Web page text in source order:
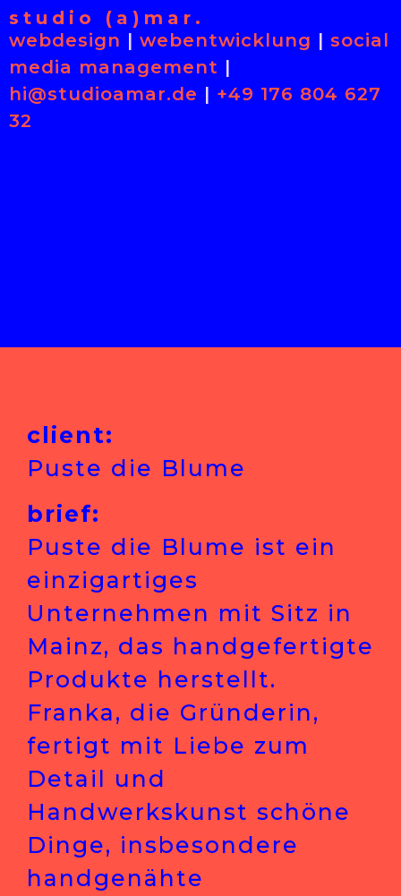
studio (a)mar.
webdesign | webentwicklung | social
media management |
hi@studioamar.de | +49 176 804 627
32
client:
Puste die Blume
brief:
Puste die Blume ist ein
einzigartiges
Unternehmen mit Sitz in
Mainz, das handgefertigte
Produkte herstellt.
Franka, die Gründerin,
fertigt mit Liebe zum
Detail und
Handwerkskunst schöne
Dinge, insbesondere
handgenähte